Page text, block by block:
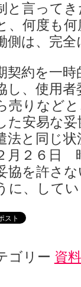
と言って
、何度も
側は、完
契約を一
し、使用者
売りなど
た安易な妥
法と同じ
月２６日
協を許さ
に、して
ゴリー 資